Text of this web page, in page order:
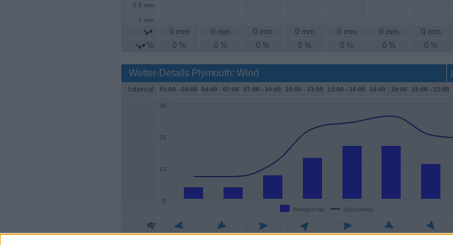
0.5 mm
1 mm
0 mm 0 mm 0 mm 0 mm 0 mm 0 mm 0 mm
%
0 % 0 % 0 % 0 % 0 % 0 % 0 %
Wetter-Details Plymouth: Wind
Interval 01:00 - 04:00 04:00 - 07:00 07:00 - 10:00 10:00 - 13:00 13:00 - 16:00 16:00 - 19:00 19:00 - 22:00
Windgeschw. Spitzenböen
0
10
20
30